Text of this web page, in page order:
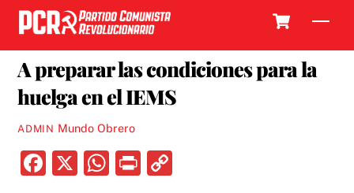
Skip
content
A preparar las condiciones para la
huelga en el IEMS
ADMIN Mundo Obrero
F
X
W P